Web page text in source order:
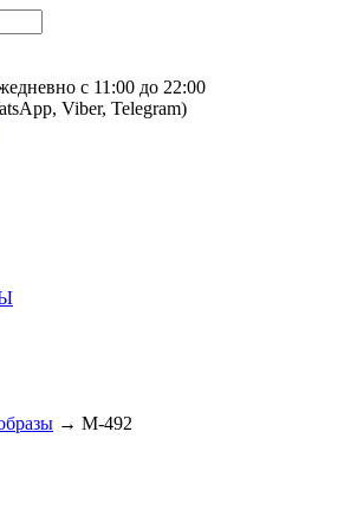
с 11:00 до 22:00
Viber, Telegram)
→ M-492